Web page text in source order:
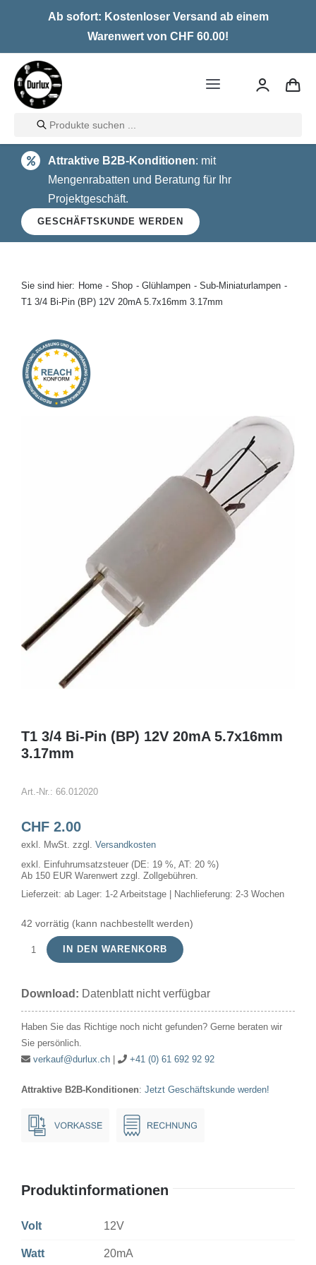
Ab sofort: Kostenloser Versand ab einem
Warenwert von CHF 60.00!
Toggle
Home
LED
Halogen
Glühlampen
Kontakt
Products
search
Attraktive B2B-Konditionen: mit
Mengenrabatten und Beratung für Ihr
Projektgeschäft.
GESCHÄFTSKUNDE WERDEN
Sie sind hier: Home Shop Glühlampen
Sub-Miniaturlampen
T1 3/4 Bi-Pin (BP) 12V 20mA 5.7x16mm 3.17mm
T1 3/4 Bi-Pin (BP) 12V 20mA 5.7x16mm
3.17mm
Art.-Nr.: 66.012020
CHF2.00
exkl. MwSt. zzgl. Versandkosten
exkl. Einfuhrumsatzsteuer (DE: 19 %, AT: 20 %)
Ab 150 EUR Warenwert zzgl. Zollgebühren.
Lieferzeit: ab Lager: 1-2 Arbeitstage | Nachlieferung: 2-3 Wochen
42 vorrätig (kann nachbestellt werden)
Bi-
12V
5.7x16mm
3.17mm
Menge
IN DEN WARENKORB
Download: Datenblatt nicht verfügbar
Haben Sie das Richtige noch nicht gefunden? Gerne beraten wir
Sie persönlich.
verkauf@durlux.ch| +41 (0) 61 692 92 92
Attraktive B2B-Konditionen: Jetzt Geschäftskunde werden!
Produktinformationen
Volt 12V
Watt 20mA